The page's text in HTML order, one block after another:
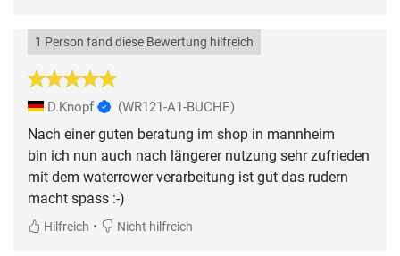
1 Person fand diese Bewertung hilfreich
D.Knopf (WR121-A1-BUCHE)
Nach einer guten beratung im shop in mannheim
bin ich nun auch nach längerer nutzung sehr zufrieden
mit dem waterrower verarbeitung ist gut das rudern
macht spass :-)
Hilfreich • Nicht hilfreich